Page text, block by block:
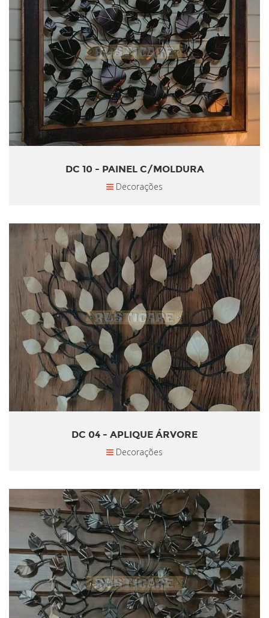
DC 10 - PAINEL C/MOLDURA
Decorações
DC 04 - APLIQUE ÁRVORE
Decorações